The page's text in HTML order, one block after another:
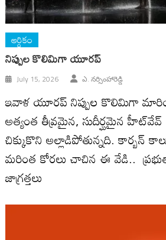
ఆర్ధికం
నిప్పుల కొలిమిగా యూరప్
July 15, 2026 ఎ. నర్సింహారెడ్డి
ఇవాళ యూరప్ నిప్పుల కొలిమిగా
అత్యంత తీవ్రమైన, సుదీర్ఘమైన
చిక్కుకొని అల్లాడిపోతున్నది. కార్బన్
మరింత కోరలు చాచిన ఈ వేడి..
జాగ్రత్తలు